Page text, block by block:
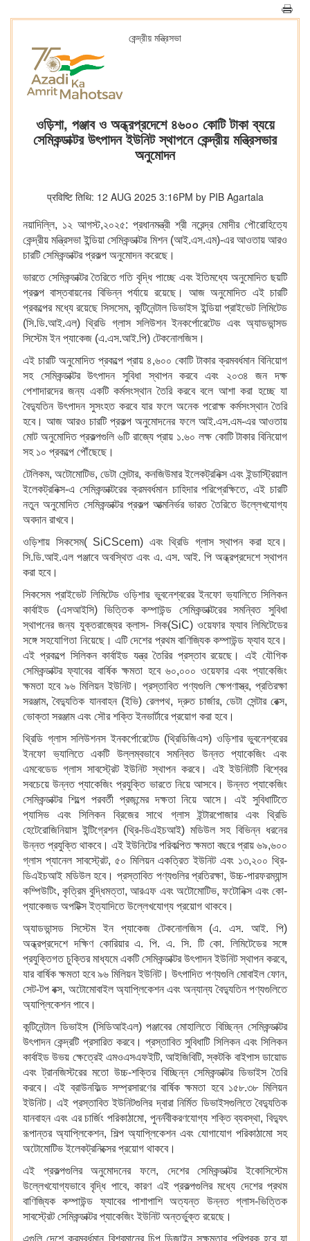
কেন্দ্রীয় মন্ত্রিসভা
ওড়িশা, পঞ্জাব ও অন্ধ্রপ্রদেশে ৪৬০০ কোটি টাকা ব্যয়ে
সেমিকন্ডাক্টর উৎপাদন ইউনিট স্থাপনে কেন্দ্রীয় মন্ত্রিসভার
অনুমোদন
प्रविष्टि तिथि: 12 AUG 2025 3:16PM by PIB Agartala
নয়াদিল্লি, ১২ আগস্ট,২০২৫: প্রধানমন্ত্রী শ্রী নরেন্দ্র মোদীর পৌরোহিত্যে
কেন্দ্রীয় মন্ত্রিসভা ইন্ডিয়া সেমিকন্ডাক্টর মিশন (আই.এস.এম)-এর আওতায় আরও
চারটি সেমিকন্ডাক্টর প্রকল্প অনুমোদন করেছে।
ভারতে সেমিকন্ডাক্টর তৈরিতে গতি বৃদ্ধি পাচ্ছে এবং ইতিমধ্যে অনুমোদিত ছয়টি
প্রকল্প বাস্তবায়নের বিভিন্ন পর্যায়ে রয়েছে। আজ অনুমোদিত এই চারটি
প্রকল্পের মধ্যে রয়েছে সিসসেম, কন্টিনেন্টাল ডিভাইস ইন্ডিয়া প্রাইভেট লিমিটেড
(সি.ডি.আই.এল) থ্রিডি গ্লাস সলিউশন ইনকর্পোরেটেড এবং অ্যাডভান্সড
সিস্টেম ইন প্যাকেজ (এ.এস.আই.পি) টেকনোলজিস।
এই চারটি অনুমোদিত প্রকল্পে প্রায় ৪,৬০০ কোটি টাকার ক্রমবর্ধমান বিনিয়োগ
সহ সেমিকন্ডাক্টর উৎপাদন সুবিধা স্থাপন করবে এবং ২০৩৪ জন দক্ষ
পেশাদারদের জন্য একটি কর্মসংস্থান তৈরি করবে বলে আশা করা হচ্ছে যা
বৈদ্যুতিন উৎপাদন সুসংহত করবে যার ফলে অনেক পরোক্ষ কর্মসংস্থান তৈরি
হবে। আজ আরও চারটি প্রকল্প অনুমোদনের ফলে আই.এস.এম-এর আওতায়
মোট অনুমোদিত প্রকল্পগুলি ৬টি রাজ্যে প্রায় ১.৬০ লক্ষ কোটি টাকার বিনিয়োগ
সহ ১০ প্রকল্পে পৌঁছেছে।
টেলিকম, অটোমোটিভ, ডেটা সেন্টার, কনজিউমার ইলেকট্রনিক্স এবং ইন্ডাস্ট্রিয়াল
ইলেকট্রনিক্স-এ সেমিকন্ডাক্টরের ক্রমবর্ধমান চাহিদার পরিপ্রেক্ষিতে, এই চারটি
নতুন অনুমোদিত সেমিকন্ডাক্টর প্রকল্প আত্মনির্ভর ভারত তৈরিতে উল্লেখযোগ্য
অবদান রাখবে।
ওড়িশায় সিকসেম( SiCScem) এবং থ্রিডি গ্লাস স্থাপন করা হবে।
সি.ডি.আই.এল পঞ্জাবে অবস্থিত এবং এ. এস. আই. পি অন্ধ্রপ্রদেশে স্থাপন
করা হবে।
সিকসেম প্রাইভেট লিমিটেড ওড়িশার ভুবনেশ্বরের ইনফো ভ্যালিতে সিলিকন
কার্বাইড (এসআইসি) ভিত্তিক কম্পাউন্ড সেমিকন্ডাক্টরের সমন্বিত সুবিধা
স্থাপনের জন্য যুক্তরাজ্যের ক্লাস- সিক(SiC) ওয়েফার ফ্যাব লিমিটেডের
সঙ্গে সহযোগিতা নিয়েছে। এটি দেশের প্রথম বাণিজ্যিক কম্পাউন্ড ফ্যাব হবে।
এই প্রকল্পে সিলিকন কার্বাইড যন্ত্র তৈরির প্রস্তাব রয়েছে। এই যৌগিক
সেমিকন্ডাক্টর ফ্যাবের বার্ষিক ক্ষমতা হবে ৬০,০০০ ওয়েফার এবং প্যাকেজিং
ক্ষমতা হবে ৯৬ মিলিয়ন ইউনিট। প্রস্তাবিত পণ্যগুলি ক্ষেপণাস্ত্র, প্রতিরক্ষা
সরঞ্জাম, বৈদ্যুতিক যানবাহন (ইভি) রেলপথ, দ্রুত চার্জার, ডেটা সেন্টার রেক্স,
ভোক্তা সরঞ্জাম এবং সৌর শক্তি ইনভার্টারে প্রয়োগ করা হবে।
থ্রিডি গ্লাস সলিউশনস ইনকর্পোরেটেড (থ্রিডিজিএস) ওড়িশার ভুবনেশ্বরের
ইনফো ভ্যালিতে একটি উল্লম্বভাবে সমন্বিত উন্নত প্যাকেজিং এবং
এমবেডেড গ্লাস সাবস্ট্রেট ইউনিট স্থাপন করবে। এই ইউনিটটি বিশ্বের
সবচেয়ে উন্নত প্যাকেজিং প্রযুক্তি ভারতে নিয়ে আসবে। উন্নত প্যাকেজিং
সেমিকন্ডাক্টর শিল্পে পরবর্তী প্রজন্মের দক্ষতা নিয়ে আসে। এই সুবিধাটিতে
প্যাসিভ এবং সিলিকন ব্রিজের সাথে গ্লাস ইন্টারপোজার এবং থ্রিডি
হেটেরোজিনিয়াস ইন্টিগ্রেশন (থ্রি-ডিএইচআই) মডিউল সহ বিভিন্ন ধরনের
উন্নত প্রযুক্তি থাকবে। এই ইউনিটের পরিকল্পিত ক্ষমতা বছরে প্রায় ৬৯,৬০০
গ্লাস প্যানেল সাবস্ট্রেট, ৫০ মিলিয়ন একত্রিত ইউনিট এবং ১৩,২০০ থ্রি-
ডিএইচআই মডিউল হবে। প্রস্তাবিত পণ্যগুলির প্রতিরক্ষা, উচ্চ-পারফরম্যান্স
কম্পিউটিং, কৃত্রিম বুদ্ধিমত্তা, আরএফ এবং অটোমোটিভ, ফটোনিক্স এবং কো-
প্যাকেজড অপটিক্স ইত্যাদিতে উল্লেখযোগ্য প্রয়োগ থাকবে।
অ্যাডভান্সড সিস্টেম ইন প্যাকেজ টেকনোলজিস (এ. এস. আই. পি)
অন্ধ্রপ্রদেশে দক্ষিণ কোরিয়ার এ. পি. এ. সি. টি কো. লিমিটেডের সঙ্গে
প্রযুক্তিগত চুক্তির মাধ্যমে একটি সেমিকন্ডাক্টর উৎপাদন ইউনিট স্থাপন করবে,
যার বার্ষিক ক্ষমতা হবে ৯৬ মিলিয়ন ইউনিট। উৎপাদিত পণ্যগুলি মোবাইল ফোন,
সেট-টপ বক্স, অটোমোবাইল অ্যাপ্লিকেশন এবং অন্যান্য বৈদ্যুতিন পণ্যগুলিতে
অ্যাপ্লিকেশন পাবে।
কন্টিনেন্টাল ডিভাইস (সিডিআইএল) পঞ্জাবের মোহালিতে বিচ্ছিন্ন সেমিকন্ডাক্টর
উৎপাদন কেন্দ্রটি প্রসারিত করবে। প্রস্তাবিত সুবিধাটি সিলিকন এবং সিলিকন
কার্বাইড উভয় ক্ষেত্রেই এমওএসএফইটি, আইজিবিটি, স্কটকি বাইপাস ডায়োড
এবং ট্রানজিস্টরের মতো উচ্চ-শক্তির বিচ্ছিন্ন সেমিকন্ডাক্টর ডিভাইস তৈরি
করবে। এই ব্রাউনফিল্ড সম্প্রসারণের বার্ষিক ক্ষমতা হবে ১৫৮.৩৮ মিলিয়ন
ইউনিট। এই প্রস্তাবিত ইউনিটগুলির দ্বারা নির্মিত ডিভাইসগুলিতে বৈদ্যুতিক
যানবাহন এবং এর চার্জিং পরিকাঠামো, পুনর্নবীকরণযোগ্য শক্তি ব্যবস্থা, বিদ্যুৎ
রূপান্তর অ্যাপ্লিকেশন, শিল্প অ্যাপ্লিকেশন এবং যোগাযোগ পরিকাঠামো সহ
অটোমোটিভ ইলেকট্রনিক্সের প্রয়োগ থাকবে।
এই প্রকল্পগুলির অনুমোদনের ফলে, দেশের সেমিকন্ডাক্টর ইকোসিস্টেম
উল্লেখযোগ্যভাবে বৃদ্ধি পাবে, কারণ এই প্রকল্পগুলির মধ্যে দেশের প্রথম
বাণিজ্যিক কম্পাউন্ড ফ্যাবের পাশাপাশি অত্যন্ত উন্নত গ্লাস-ভিত্তিক
সাবস্ট্রেট সেমিকন্ডাক্টর প্যাকেজিং ইউনিট অন্তর্ভুক্ত রয়েছে।